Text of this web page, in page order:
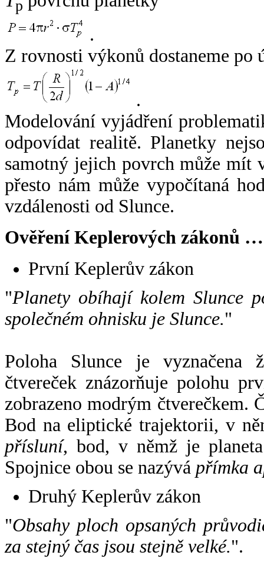
p
.
Z rovnosti výkonů dostaneme po
.
Modelování vyjádření
odpovídat realitě. Planetky
samotný jejich povrch může mít
přesto nám může vypočítaná
vzdálenosti od Slunce.
Ověření Keplerových zákonů …
První Keplerův zákon
"Planety obíhají kolem Slunce
společném ohnisku je Slunce."
Poloha Slunce je vyznačena
čtvereček znázorňuje polohu
zobrazeno modrým čtverečkem.
Bod na eliptické trajektorii, v
přísluní, bod, v němž je
Spojnice obou se nazývá přímka
Druhý Keplerův zákon
"Obsahy ploch opsaných
za stejný čas jsou stejně velké.".